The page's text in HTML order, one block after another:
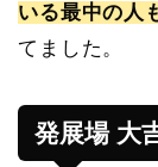
いる最中の人
てました。
発展場 大